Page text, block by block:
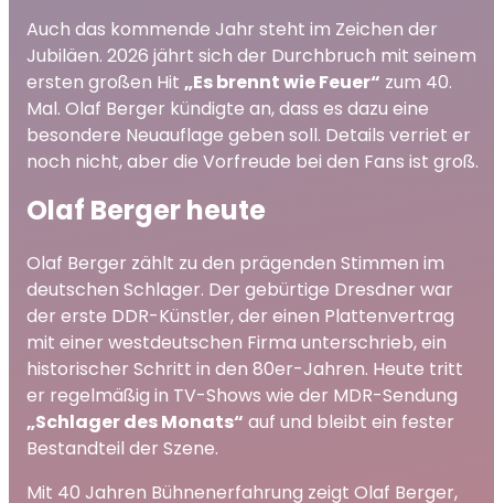
Auch das kommende Jahr steht im Zeichen der
Jubiläen. 2026 jährt sich der Durchbruch mit seinem
ersten großen Hit „Es brennt wie Feuer“ zum 40.
Mal. Olaf Berger kündigte an, dass es dazu eine
besondere Neuauflage geben soll. Details verriet er
noch nicht, aber die Vorfreude bei den Fans ist groß.
Olaf Berger heute
Olaf Berger zählt zu den prägenden Stimmen im
deutschen Schlager. Der gebürtige Dresdner war
der erste DDR-Künstler, der einen Plattenvertrag
mit einer westdeutschen Firma unterschrieb, ein
historischer Schritt in den 80er-Jahren. Heute tritt
er regelmäßig in TV-Shows wie der MDR-Sendung
„Schlager des Monats“ auf und bleibt ein fester
Bestandteil der Szene.
Mit 40 Jahren Bühnenerfahrung zeigt Olaf Berger,